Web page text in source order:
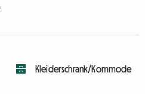
Kleiderschrank/Kommode